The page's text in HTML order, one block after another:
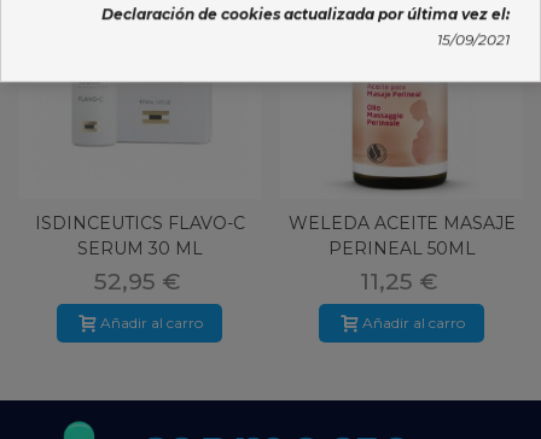
ISDINCEUTICS FLAVO-C
SERUM 30 ML
52,95 €
Añadir al carro
WELEDA ACEITE MASAJE
PERINEAL 50ML
11,25 €
Añadir al carro
Declaración de cookies actualizada por última vez el:
15/09/2021